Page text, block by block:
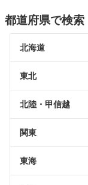
都道府県で検索
北海道
東北
北陸・甲信越
関東
東海